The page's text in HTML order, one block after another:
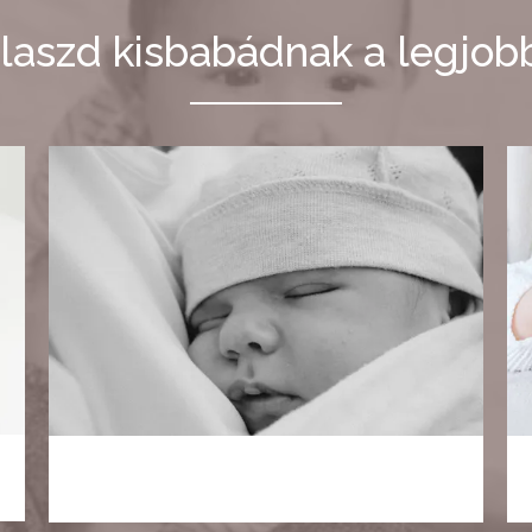
kisbabádnak a